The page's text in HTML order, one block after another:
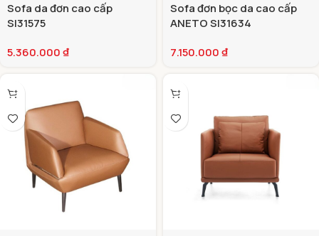
Sofa da đơn cao cấp
SI31575
5.360.000₫
Sofa đơn bọc da cao cấp
ANETO SI31634
7.150.000₫